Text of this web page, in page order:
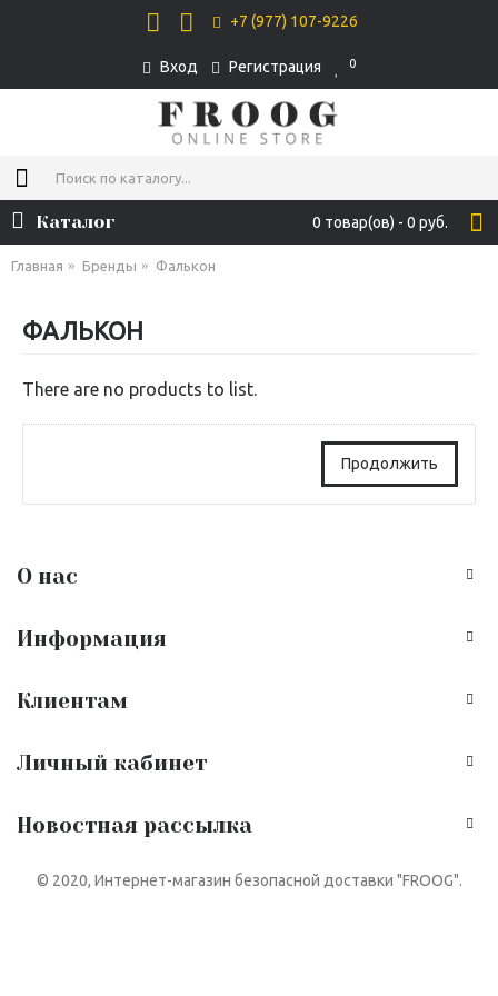
+7 (977) 107-9226
Вход Регистрация 0
0 товар(ов) - 0 руб.
Каталог
Главная Бренды Фалькон
ФАЛЬКОН
There are no products to list.
Продолжить
О нас
Информация
Клиентам
Личный кабинет
Новостная рассылка
© 2020, Интернет-магазин безопасной доставки "FROOG".